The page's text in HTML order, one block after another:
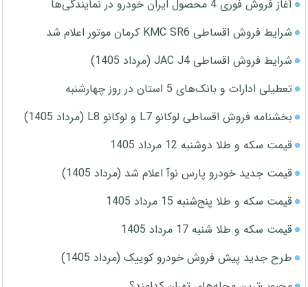
آغاز فروش فوری 4 محصول ایران خودرو در نمایندگی‌ها
شرایط فروش اقساطی KMC SR6 کرمان موتور اعلام شد
شرایط فروش اقساطی JAC J4 (مرداد 1405)
تعطیلی ادارات و بانک‌های 5 استان در روز چهارشنبه
بخشنامه فروش اقساطی لوکانو L7 و لوکانو L8 (مرداد 1405)
قیمت سکه و طلا دوشنبه 12 مرداد 1405
قیمت جدید خودرو پارس نوآ اعلام شد (مرداد 1405)
قیمت سکه و طلا پنج‌شنبه 15 مرداد 1405
قیمت سکه و طلا شنبه 17 مرداد 1405
طرح جدید پیش فروش خودرو کوییک (مرداد 1405)